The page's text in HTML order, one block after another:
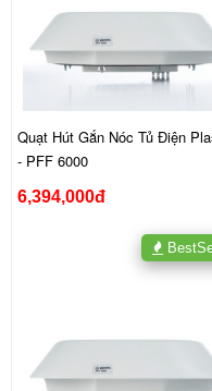
Quạt Hút Gắn Nóc Tủ Điện
- PFF 6000
6,394,000đ